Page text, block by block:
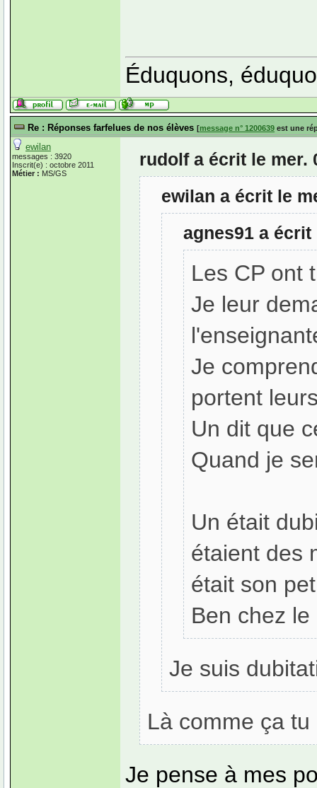
Éduquons,
Re : Réponses farfelues de nos élèves [message n° 1200639 est une
ewilan
messages : 3920
Inscrit(e) : octobre 2011
Métier : MS/GS
rudolf a écrit le mer.
ewilan a écrit le
agnes91 a écrit
Les CP ont
Je leur
Je
portent
Un dit que
Quand je
Un était
étaient des
était son
Ben chez
Je suis
Là comme ça
Je pense à mes